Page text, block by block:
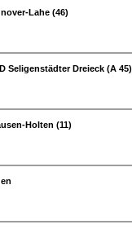
Lahe (46)
Seligenstädter Dreieck (A 45)
Holten (11)